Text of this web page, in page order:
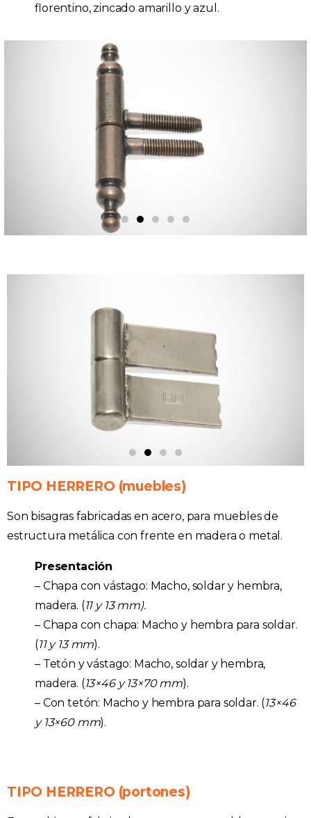
florentino, zincado amarillo y azul.
TIPO HERRERO (muebles)
Son bisagras fabricadas en acero, para muebles de
estructura metálica con frente en madera o metal.
Presentación
– Chapa con vástago: Macho, soldar y hembra,
madera. (11 y 13 mm).
– Chapa con chapa: Macho y hembra para soldar.
(11 y 13 mm).
– Tetón y vástago: Macho, soldar y hembra,
madera. (13×46 y 13×70 mm).
– Con tetón: Macho y hembra para soldar. (13×46
y 13×60 mm).
TIPO HERRERO (portones)